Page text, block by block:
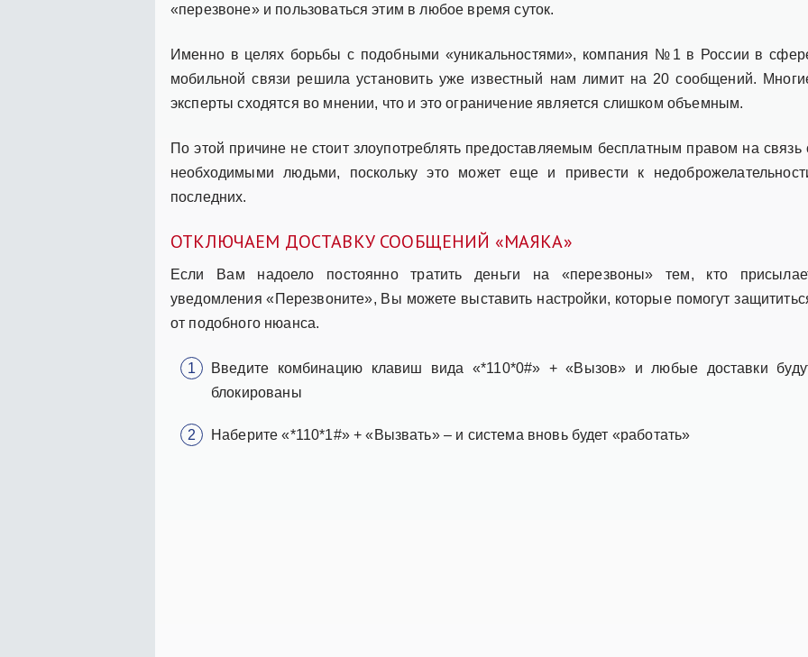
«перезвоне» и пользоваться этим в любое время суток.
Именно в целях борьбы с подобными «уникальностями», компания №1 в России в
мобильной связи решила установить уже известный нам лимит на 20 сообщений.
эксперты сходятся во мнении, что и это ограничение является слишком объемным.
По этой причине не стоит злоупотреблять предоставляемым бесплатным правом на связь
необходимыми людьми, поскольку это может еще и привести к
последних.
ОТКЛЮЧАЕМ ДОСТАВКУ СООБЩЕНИЙ «МАЯКА»
Если Вам надоело постоянно тратить деньги на «перезвоны» тем, кто
уведомления «Перезвоните», Вы можете выставить настройки, которые помогут
от подобного нюанса.
Введите комбинацию клавиш вида «*110*0#» + «Вызов» и любые доставки
блокированы
Наберите «*110*1#» + «Вызвать» – и система вновь будет «работать»